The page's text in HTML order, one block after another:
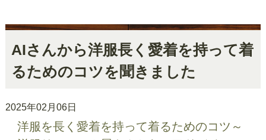
AIさんから洋服長く愛着を持って着
るためのコツを聞きました
2025年02月06日
洋服を長く愛着を持って着るためのコツ～